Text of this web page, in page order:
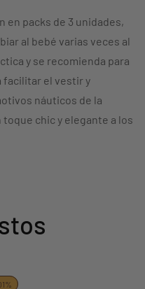
en packs de 3 unidades,
al bebé varias veces al
y se recomienda para
facilitar el vestir y
náuticos de la
chic y elegante a los